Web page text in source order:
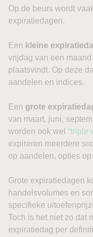
Op de beurs wordt
expiratiedagen.
Een kleine
vrijdag van een
plaatsvindt. Op deze
aandelen en indices.
Een grote
van maart, juni,
worden ook wel “triple
expireren meerdere
op aandelen, opties
Grote expiratiedagen
handelsvolumes en
specifieke
Toch is het niet zo dat
expiratiedag per